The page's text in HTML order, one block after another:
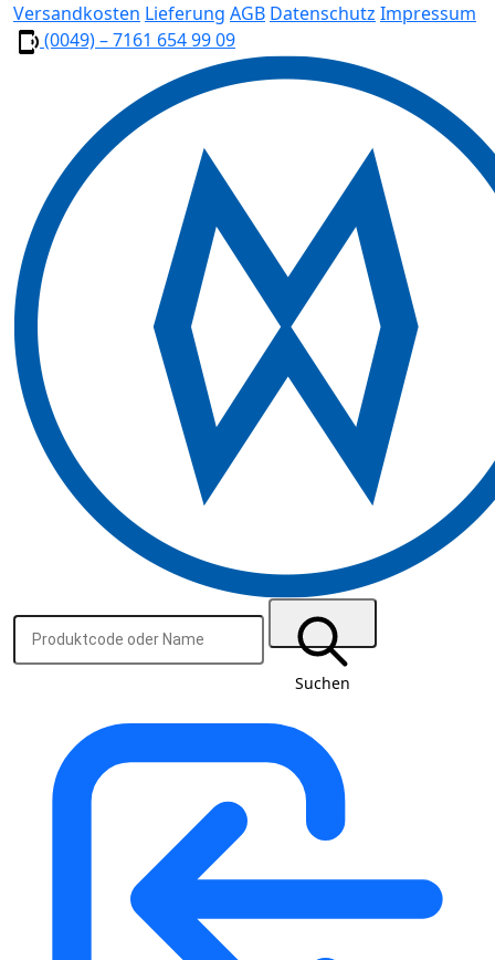
Versandkosten Lieferung AGB Datenschutz Impressum
(0049) – 7161 654 99 09
Suchen